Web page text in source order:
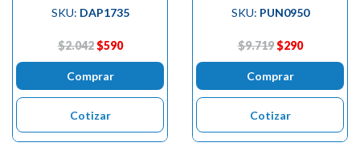
SKU: DAP1735
$2.042 $590
Comprar
Cotizar
SKU: PUN0950
$9.719 $290
Comprar
Cotizar